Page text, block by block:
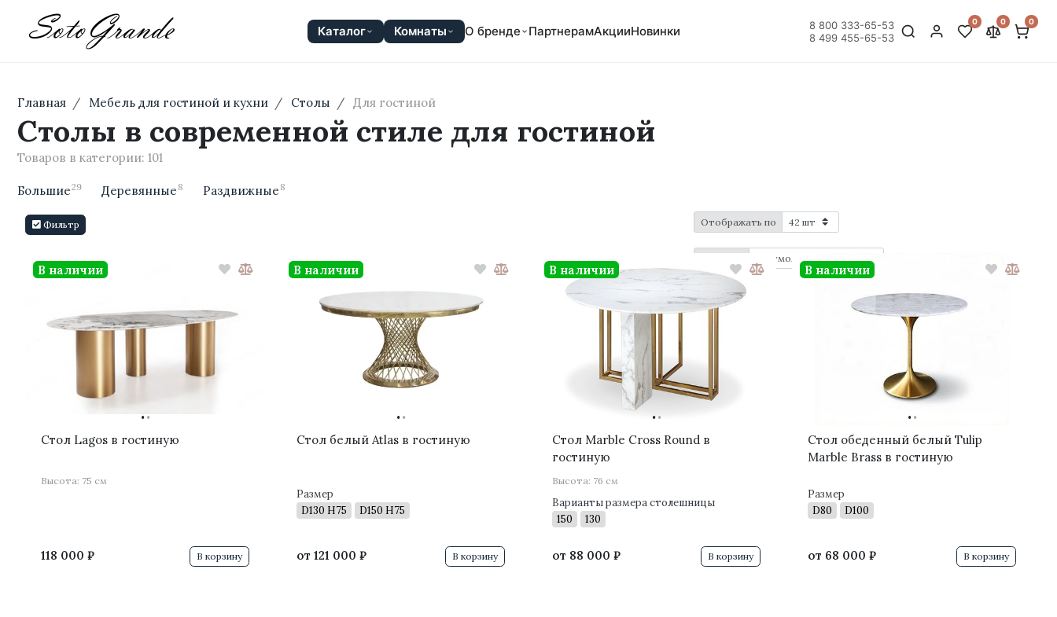
Каталог Комнаты О бренде ПартнерамАкцииНовинки
8 800 333-65-53
8 499 455-65-53
0 0 0
Главная Мебель для гостиной и кухни Столы Для гостиной
Столы в современной стиле для гостиной
Товаров в категории: 101
Большие29 Деревянные 8 Раздвижные 8
Фильтр Отображать по
··
Стол Lagos в гостиную
Высота: 75 см
118 000 ₽
В наличии
В корзину
··
Стол белый Atlas в гостиную
Размер
D130 H75
D150 H75
от 121 000 ₽
В наличии
В корзину
··
Стол Marble Cross Round в
гостиную
Высота: 76 см
Варианты размера столешницы
150
130
от 88 000 ₽
В наличии
В корзину
··
Стол обеденный белый Tulip
Marble Brass в гостиную
Размер
D80
D100
от 68 000 ₽
В наличии
В корзину